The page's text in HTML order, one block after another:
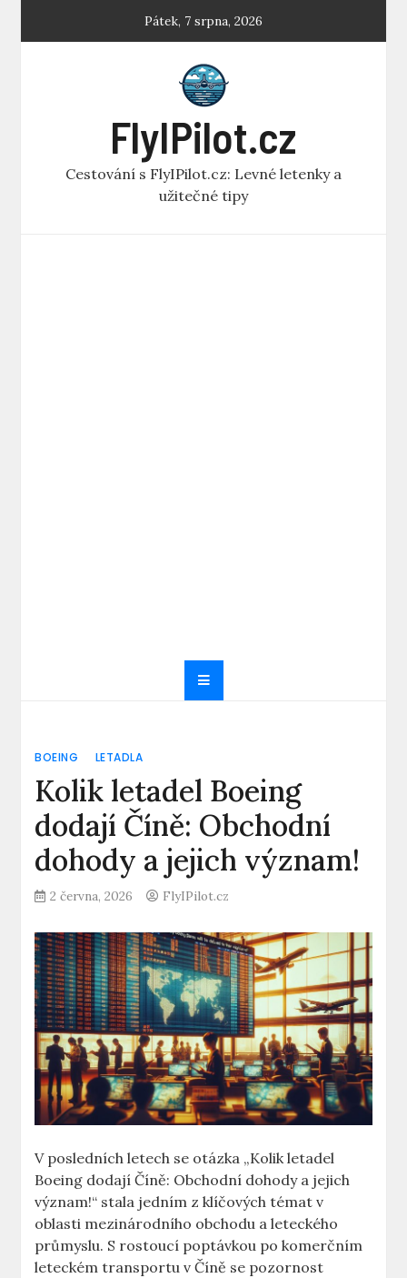
Pátek, 7 srpna, 2026
FlyIPilot.cz
Cestování s FlyIPilot.cz: Levné letenky a
užitečné tipy
BOEING LETADLA
Kolik letadel Boeing
dodají Číně: Obchodní
dohody a jejich význam!
2 června, 2026 FlyIPilot.cz
V posledních letech⁢ se otázka⁢ „Kolik letadel
Boeing dodají⁤ Číně: Obchodní dohody⁢ a jejich
význam!“ stala jedním ⁤z‌ klíčových témat v
oblasti mezinárodního⁢ obchodu a leteckého
průmyslu. S rostoucí poptávkou po komerčním
leteckém transportu⁢ v Číně se pozornost